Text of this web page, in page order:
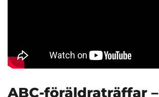
ABC-föräldraträffar –